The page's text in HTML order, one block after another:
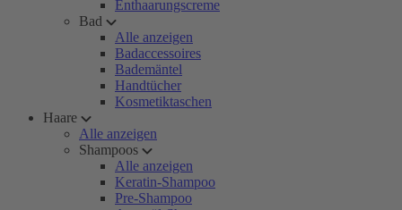
Enthaarungscreme
Bad
Alle anzeigen
Badaccessoires
Bademäntel
Handtücher
Kosmetiktaschen
Haare
Alle anzeigen
Shampoos
Alle anzeigen
Keratin-Shampoo
Pre-Shampoo